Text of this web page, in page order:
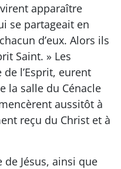
apparaître
se partageait en
d’eux. Alors ils
Saint. » Les
l’Esprit, eurent
la salle du Cénacle
aussitôt à
reçu du Christ et à
de Jésus, ainsi que